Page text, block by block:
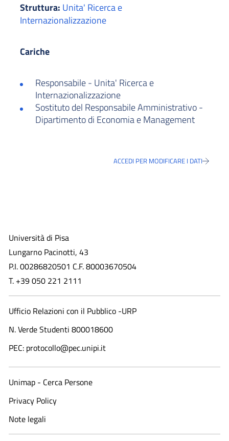
Struttura: Unita' Ricerca e
Internazionalizzazione
Cariche
Responsabile - Unita' Ricerca e
Internazionalizzazione
Sostituto del Responsabile Amministrativo -
Dipartimento di Economia e Management
ACCEDI PER MODIFICARE I DATI
Università di Pisa
Lungarno Pacinotti, 43
P.I. 00286820501 C.F. 80003670504
T. +39 050 221 2111
Ufficio Relazioni con il Pubblico -URP
N. Verde Studenti 800018600​
PEC: protocollo@pec.unipi.it
Unimap - Cerca Persone
Privacy Policy
Note legali